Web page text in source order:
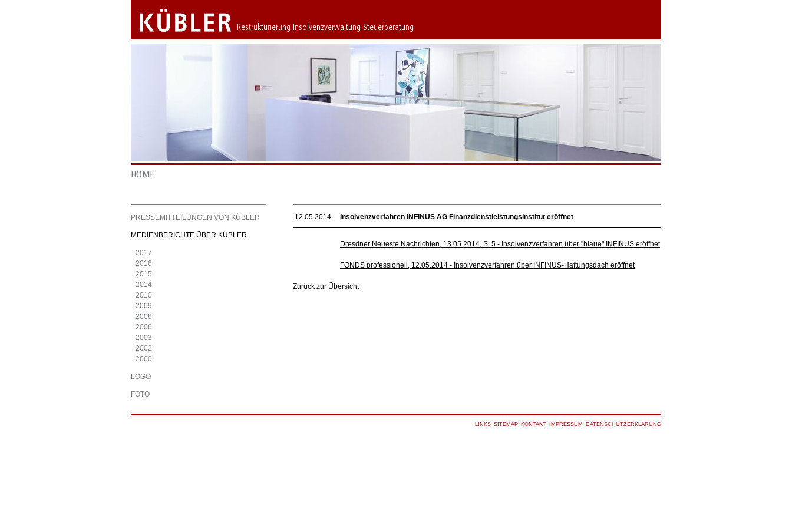
Restrukturierung Insolvenzverwaltung Steuerberatung
HOME
PRESSEMITTEILUNGEN VON KÜBLER
MEDIENBERICHTE ÜBER KÜBLER
2017
2016
2015
2014
2010
2009
2008
2006
2003
2002
2000
LOGO
FOTO
12.05.2014 Insolvenzverfahren INFINUS AG Finanzdienstleistungsinstitut eröffnet
Dresdner Neueste Nachrichten, 13.05.2014, S. 5 - Insolvenzverfahren über "blaue" INFINUS eröffnet
FONDS professionell, 12.05.2014 - Insolvenzverfahren über INFINUS-Haftungsdach eröffnet
Zurück zur Übersicht
LINKS SITEMAP KONTAKT IMPRESSUM DATENSCHUTZERKLÄRUNG